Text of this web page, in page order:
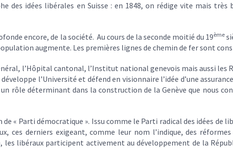
des idées libérales en Suisse : en 1848, on rédige vite mais
encore, de la société. Au cours de la seconde moitié du 19ème
augmente. Les premières lignes de chemin de fer sont
l’Hôpital cantonal, l’Institut national genevois mais aussi les
l’Université et défend en visionnaire l’idée d’une
rôle déterminant dans la construction de la Genève que nous
« Parti démocratique ». Issu comme le Parti radical des idées de
ces derniers exigeant, comme leur nom l’indique, des réformes
libéraux participent activement au développement de la